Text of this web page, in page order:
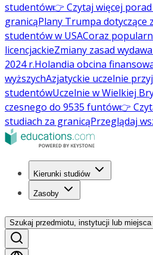
studentów👉 Czytaj więcej
granicąPlany Trumpa dotyczące
studentów w USACoraz
licencjackieZmiany zasad
2024 r.Holandia obcina
wyższychAzjatyckie uczelnie
studentówUczelnie w Wielkiej
czesnego do 9535 funtów👉
studiach za granicąPrzeglądaj
Kierunki studiów
Zasoby
Szukaj przedmiotu, instytucji lub miejsca